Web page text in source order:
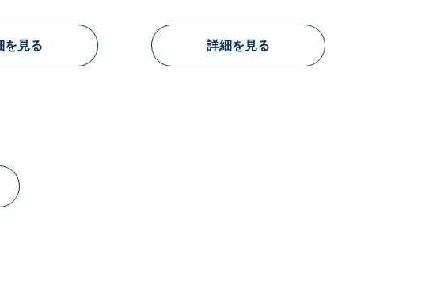
を見る 詳細を見る